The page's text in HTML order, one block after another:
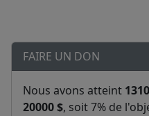
FAIRE UN DON
Nous avons atteint
20000 $, soit 7% de